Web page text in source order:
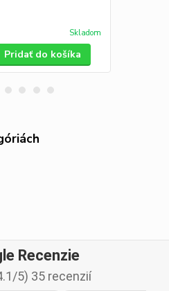
Skladom
Pridať do košíka
Recenzie
5) 35 recenzií